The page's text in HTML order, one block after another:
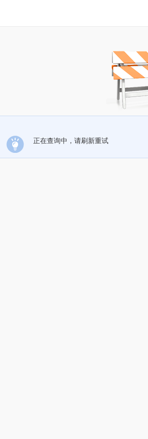
正在查询中，请刷新重试